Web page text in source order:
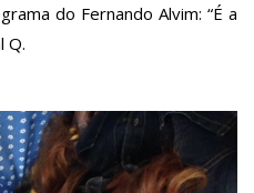
do Fernando Alvim: “É a
Q.